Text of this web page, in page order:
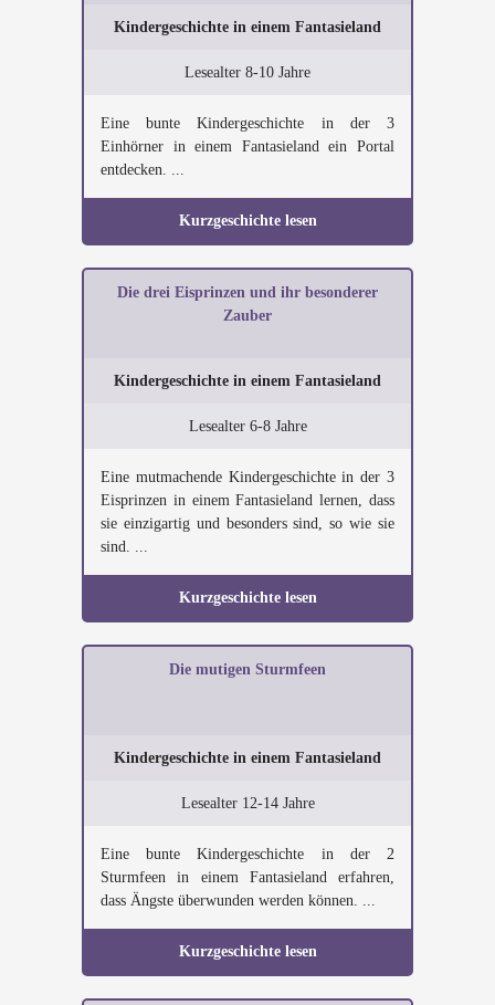
Kindergeschichte in einem Fantasieland
Lesealter 8-10 Jahre
Eine bunte Kindergeschichte in der 3
Einhörner in einem Fantasieland ein Portal
entdecken. ...
Kurzgeschichte lesen
Die drei Eisprinzen und ihr besonderer
Zauber
Kindergeschichte in einem Fantasieland
Lesealter 6-8 Jahre
Eine mutmachende Kindergeschichte in der 3
Eisprinzen in einem Fantasieland lernen, dass
sie einzigartig und besonders sind, so wie sie
sind. ...
Kurzgeschichte lesen
Die mutigen Sturmfeen
Kindergeschichte in einem Fantasieland
Lesealter 12-14 Jahre
Eine bunte Kindergeschichte in der 2
Sturmfeen in einem Fantasieland erfahren,
dass Ängste überwunden werden können. ...
Kurzgeschichte lesen